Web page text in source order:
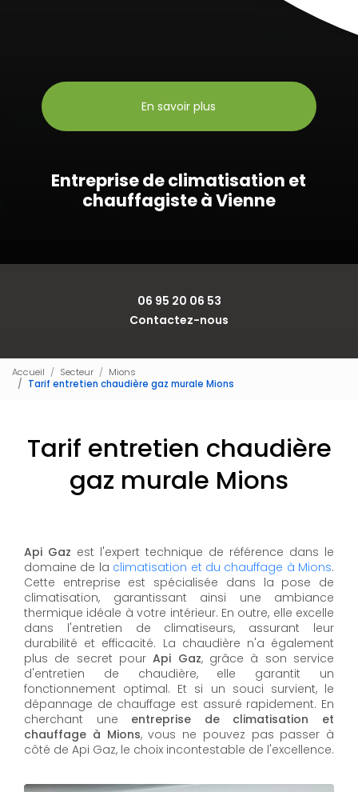
En savoir plus
Entreprise de climatisation et
chauffagiste à Vienne
06 95 20 06 53
Contactez-nous
Accueil Secteur
Mions
Tarif entretien chaudière gaz murale Mions
Tarif entretien chaudière
gaz murale Mions
Api Gaz est l'expert technique de référence dans le
domaine de la climatisation et du chauffage à Mions.
Cette entreprise est spécialisée dans la pose de
climatisation, garantissant ainsi une ambiance
thermique idéale à votre intérieur. En outre, elle excelle
dans l'entretien de climatiseurs, assurant leur
durabilité et efficacité. La chaudière n'a également
plus de secret pourApi Gaz, grâce à son service
d'entretien de chaudière, elle garantit un
fonctionnement optimal. Et si un souci survient, le
dépannage de chauffage est assuré rapidement. En
cherchant une entreprise de climatisation et
chauffage à Mions, vous ne pouvez pas passer à
côté de Api Gaz, le choix incontestable de l'excellence.